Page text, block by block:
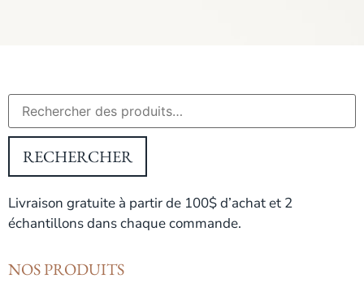
RECHERCHER
Livraison gratuite à partir de 100$ d’achat et 2
échantillons dans chaque commande.
NOS PRODUITS